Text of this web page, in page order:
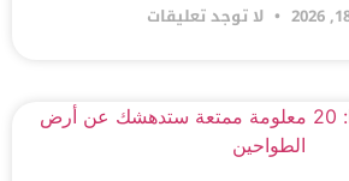
لا توجد تعليقات